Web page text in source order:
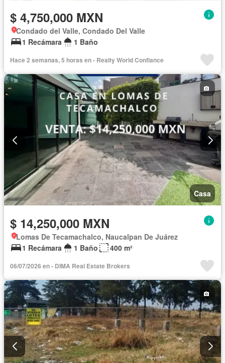
$ 4,750,000 MXN
Condado del Valle, Condado Del Valle
1 Recámara
1 Baño
Hace 2 semanas, 5 horas en - Realty World Confiance
Casa
$ 14,250,000 MXN
Lomas De Tecamachalco, Naucalpan De Juárez
1 Recámara
1 Baño 400 m²
06/07/2026 en - DIMA Real Estate Brokers